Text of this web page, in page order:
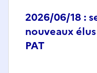
2026/06/18 :
nouveaux
PAT